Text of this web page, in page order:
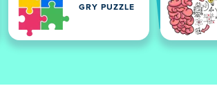
GRY PUZZLE